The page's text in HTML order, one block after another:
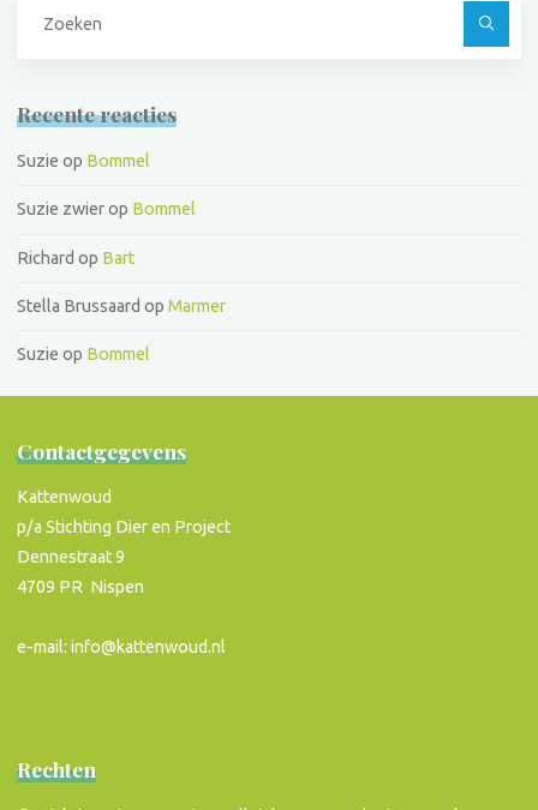
Recente reacties
Suzie op Bommel
Suzie zwierop Bommel
Richard op Bart
Stella Brussaard opMarmer
Suzie op Bommel
Contactgegevens
Kattenwoud
p/a Stichting Dier en Project
Dennestraat 9
4709 PR Nispen
e-mail: info@kattenwoud.nl
Rechten